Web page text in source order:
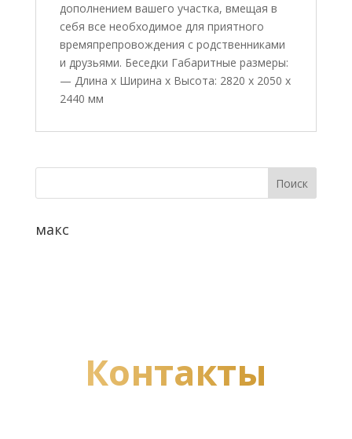
дополнением вашего участка, вмещая в
себя все необходимое для приятного
времяпрепровождения с родственниками
и друзьями. Беседки Габаритные размеры:
— Длина x Ширина x Высота: 2820 х 2050 х
2440 мм
макс
Контакты